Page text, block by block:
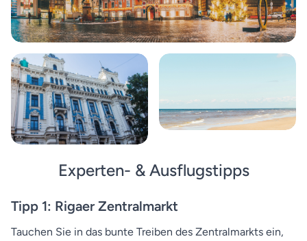
Experten- & Ausflugstipps
Tipp 1: Rigaer Zentralmarkt
Tauchen Sie in das bunte Treiben des Zentralmarkts ein,